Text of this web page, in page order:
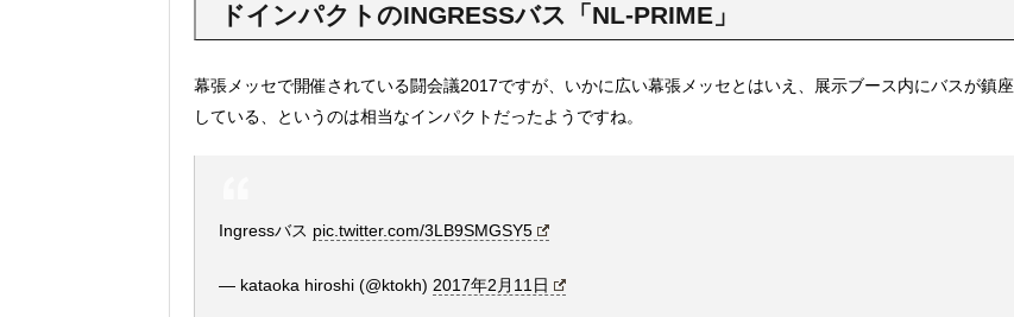
ドインパクトのINGRESSバス「NL-PRIME」
幕張メッセで開催されている闘会議2017ですが、いかに広い幕張メッセとはいえ、展示ブース内にバスが鎮座
している、というのは相当なインパクトだったようですね。
Ingressバス pic.twitter.com/3LB9SMGSY5
— kataoka hiroshi (@ktokh) 2017年2月11日